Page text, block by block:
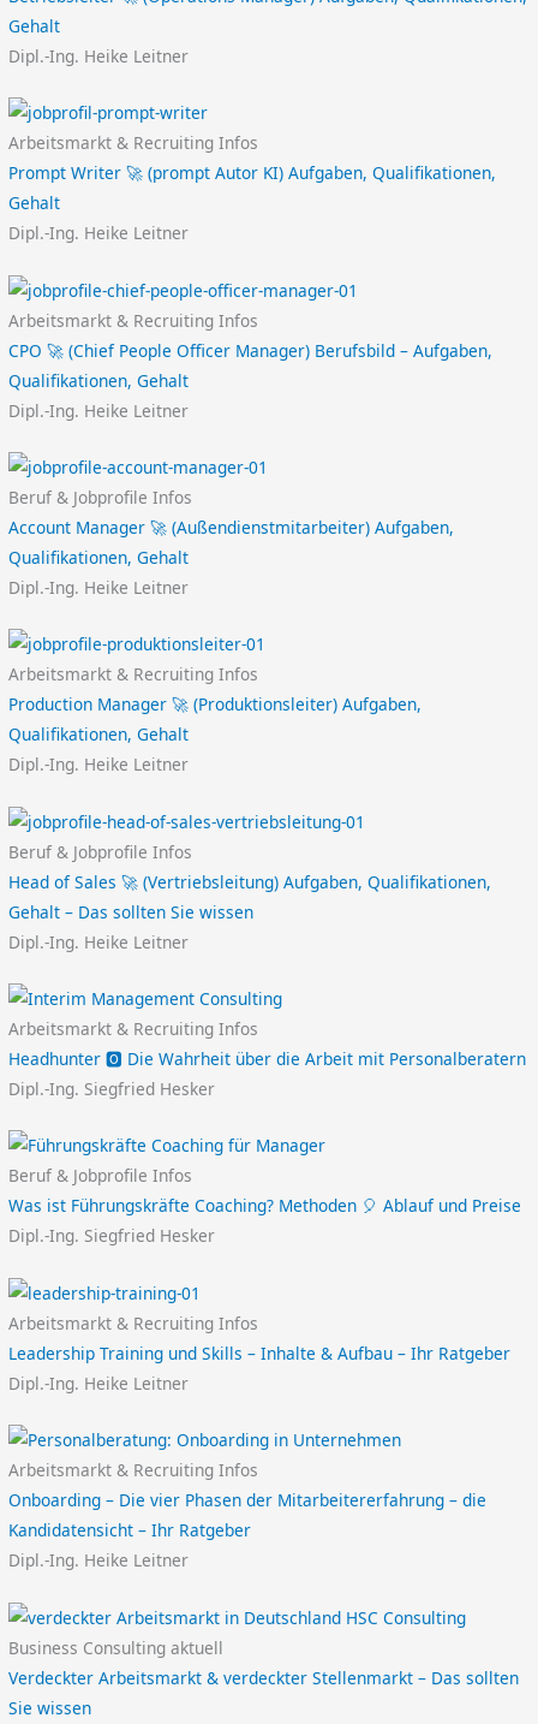
Gehalt
Dipl.-Ing. Heike Leitner
Arbeitsmarkt & Recruiting Infos
Prompt Writer 🚀 (prompt Autor KI) Aufgaben, Qualifikationen,
Gehalt
Dipl.-Ing. Heike Leitner
Arbeitsmarkt & Recruiting Infos
CPO 🚀 (Chief People Officer Manager) Berufsbild – Aufgaben,
Qualifikationen, Gehalt
Dipl.-Ing. Heike Leitner
Beruf & Jobprofile Infos
Account Manager 🚀 (Außendienstmitarbeiter) Aufgaben,
Qualifikationen, Gehalt
Dipl.-Ing. Heike Leitner
Arbeitsmarkt & Recruiting Infos
Production Manager 🚀 (Produktionsleiter) Aufgaben,
Qualifikationen, Gehalt
Dipl.-Ing. Heike Leitner
Beruf & Jobprofile Infos
Head of Sales 🚀 (Vertriebsleitung) Aufgaben, Qualifikationen,
Gehalt – Das sollten Sie wissen
Dipl.-Ing. Heike Leitner
Arbeitsmarkt & Recruiting Infos
Headhunter 🅾️ Die Wahrheit über die Arbeit mit Personalberatern
Dipl.-Ing. Siegfried Hesker
Beruf & Jobprofile Infos
Was ist Führungskräfte Coaching? Methoden 🎈 Ablauf und Preise
Dipl.-Ing. Siegfried Hesker
Arbeitsmarkt & Recruiting Infos
Leadership Training und Skills – Inhalte & Aufbau – Ihr Ratgeber
Dipl.-Ing. Heike Leitner
Arbeitsmarkt & Recruiting Infos
Onboarding – Die vier Phasen der Mitarbeitererfahrung – die
Kandidatensicht – Ihr Ratgeber
Dipl.-Ing. Heike Leitner
Business Consulting aktuell
Verdeckter Arbeitsmarkt & verdeckter Stellenmarkt – Das sollten
Sie wissen